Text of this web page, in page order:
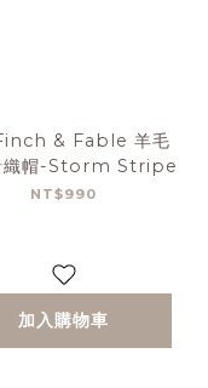
& Fable 羊毛
織帽-Storm Stripe
NT$990
加入購物車